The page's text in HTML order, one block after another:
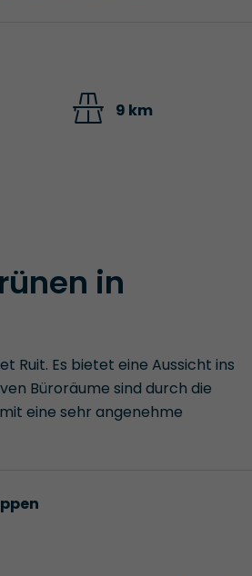
9 km
in
Ruit. Es bietet eine Aussicht ins
Büroräume sind durch die
eine sehr angenehme